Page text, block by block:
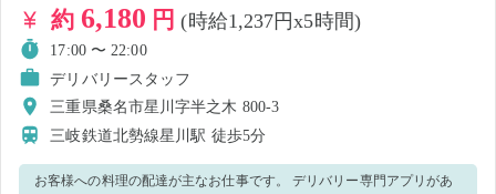
約 6,180 円(時給1,237円x5時間)
17:00 〜 22:00
デリバリースタッフ
三重県桑名市星川字半之木 800-3
三岐鉄道北勢線星川駅 徒歩5分
お客様への料理の配達が主なお仕事です。 デリバリー専門アプリがあ